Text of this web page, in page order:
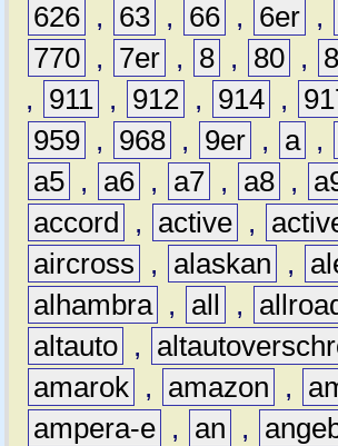
626 , 63 , 66 , 6er ,
770 , 7er , 8 , 80 ,
,
911 , 912 , 914 ,
959 , 968 , 9er , a ,
a5 , a6 , a7 , a8 ,
accord
, active ,
aircross
, alaskan ,
alhambra , all ,
altauto ,
amarok , amazon ,
ampera-e , an ,